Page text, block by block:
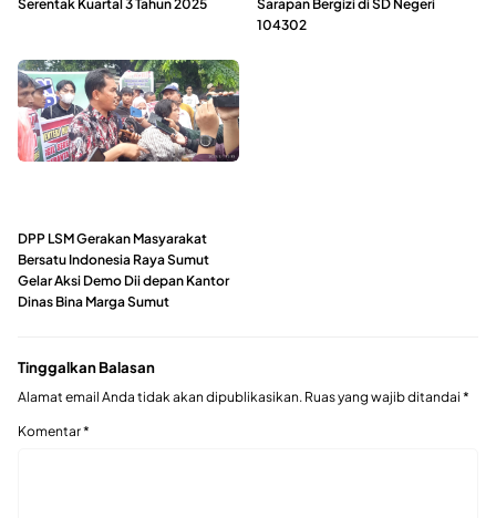
Serentak Kuartal 3 Tahun 2025
Sarapan Bergizi di SD Negeri
104302
DPP LSM Gerakan Masyarakat
Bersatu Indonesia Raya Sumut
Gelar Aksi Demo Dii depan Kantor
Dinas Bina Marga Sumut
Tinggalkan Balasan
Alamat email Anda tidak akan dipublikasikan. Ruas yang wajib ditandai *
Komentar*